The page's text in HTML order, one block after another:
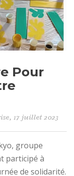
Pour
, 17 juillet 2023
groupe
participé à
de solidarité.